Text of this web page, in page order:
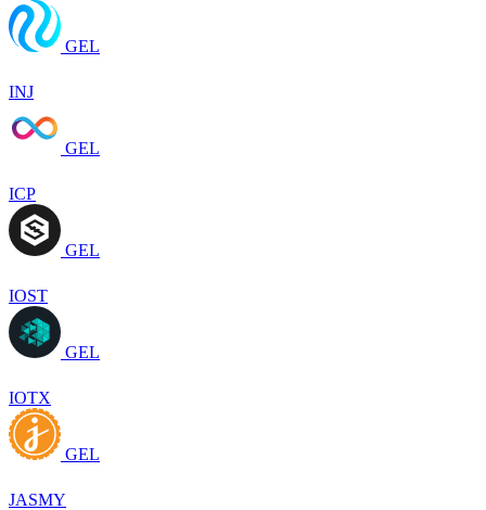
GEL
INJ
GEL
ICP
GEL
IOST
GEL
IOTX
GEL
JASMY